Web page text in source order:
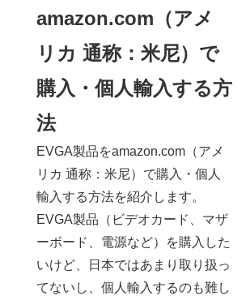
amazon.com（アメ
リカ 通称：米尼）で
購入・個人輸入する方
法
EVGA製品をamazon.com（アメ
リカ 通称：米尼）で購入・個人
輸入する方法を紹介します。
EVGA製品（ビデオカード、マザ
ーボード、電源など）を購入した
いけど、日本ではあまり取り扱っ
てないし、個人輸入するのも難し